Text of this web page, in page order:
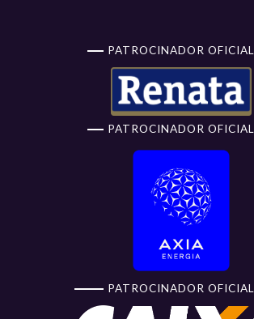
PATROCINADOR OFICIAL
PATROCINADOR OFICIAL
PATROCINADOR OFICIAL